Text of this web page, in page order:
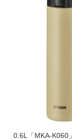
0.6L「MKA-K060」